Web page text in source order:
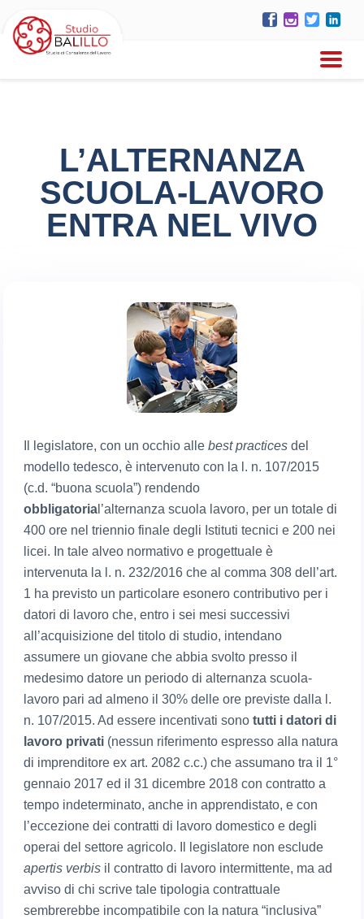
L’ALTERNANZA
SCUOLA-LAVORO
ENTRA NEL VIVO
Il legislatore, con un occhio allebest practices del
modello tedesco, è intervenuto con la l. n. 107/2015
(c.d. “buona scuola”) rendendo
obbligatoria l’alternanza scuola lavoro, per un totale di
400 ore nel triennio finale degli Istituti tecnici e 200 nei
licei. In tale alveo normativo e progettuale è
intervenuta la l. n. 232/2016 che al comma 308 dell’art.
1 ha previsto un particolare esonero contributivo per i
datori di lavoro che, entro i sei mesi successivi
all’acquisizione del titolo di studio, intendano
assumere un giovane che abbia svolto presso il
medesimo datore un periodo di alternanza scuola-
lavoro pari ad almeno il 30% delle ore previste dalla l.
n. 107/2015. Ad essere incentivati sonotutti i datori di
lavoro privati (nessun riferimento espresso alla natura
di imprenditore ex art. 2082 c.c.) che assumano tra il 1°
gennaio 2017 ed il 31 dicembre 2018 con contratto a
tempo indeterminato, anche in apprendistato, e con
l’eccezione dei contratti di lavoro domestico e degli
operai del settore agricolo. Il legislatore non esclude
apertis verbis il contratto di lavoro intermittente, ma ad
avviso di chi scrive tale tipologia contrattuale
sembrerebbe incompatibile con la natura “inclusiva”